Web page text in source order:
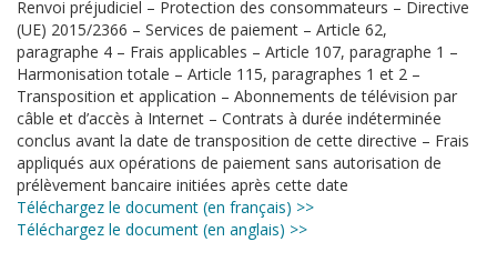
Renvoi préjudiciel – Protection des consommateurs – Directive
(UE) 2015/2366 – Services de paiement – Article 62,
paragraphe 4 – Frais applicables – Article 107, paragraphe 1 –
Harmonisation totale – Article 115, paragraphes 1 et 2 –
Transposition et application – Abonnements de télévision par
câble et d’accès à Internet – Contrats à durée indéterminée
conclus avant la date de transposition de cette directive – Frais
appliqués aux opérations de paiement sans autorisation de
prélèvement bancaire initiées après cette date
Téléchargez le document (en français) >>
Téléchargez le document (en anglais) >>